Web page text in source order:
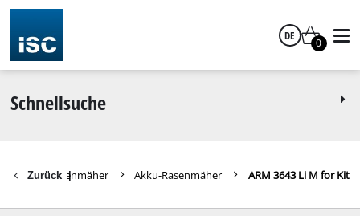
DE
0
Schnellsuche
Zurück |
Rasenmäher Akku-Rasenmäher ARM 3643 Li M for Kit